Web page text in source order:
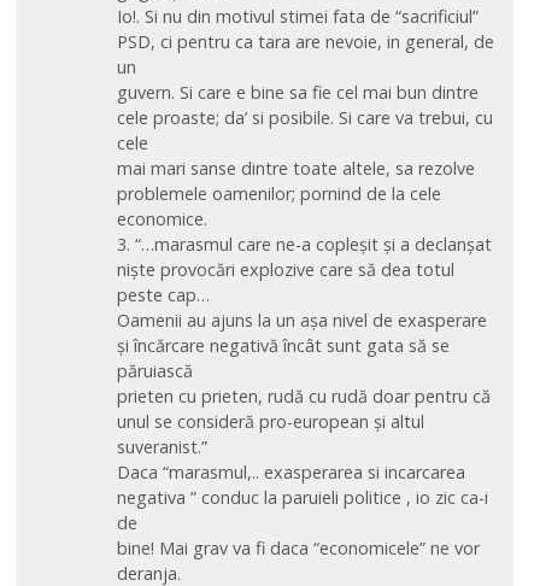
Io!. Si nu din motivul stimei fata de “sacrificiul”
PSD, ci pentru ca tara are nevoie, in general, de
un
guvern. Si care e bine sa fie cel mai bun dintre
cele proaste; da’ si posibile. Si care va trebui, cu
cele
mai mari sanse dintre toate altele, sa rezolve
problemele oamenilor; pornind de la cele
economice.
3. “…marasmul care ne-a copleşit şi a declanşat
nişte provocări explozive care să dea totul
peste cap…
Oamenii au ajuns la un aşa nivel de exasperare
şi încărcare negativă încât sunt gata să se
păruiască
prieten cu prieten, rudă cu rudă doar pentru că
unul se consideră pro-european şi altul
suveranist.”
Daca “marasmul,.. exasperarea si incarcarea
negativa ” conduc la paruieli politice , io zic ca-i
de
bine! Mai grav va fi daca “economicele” ne vor
deranja.